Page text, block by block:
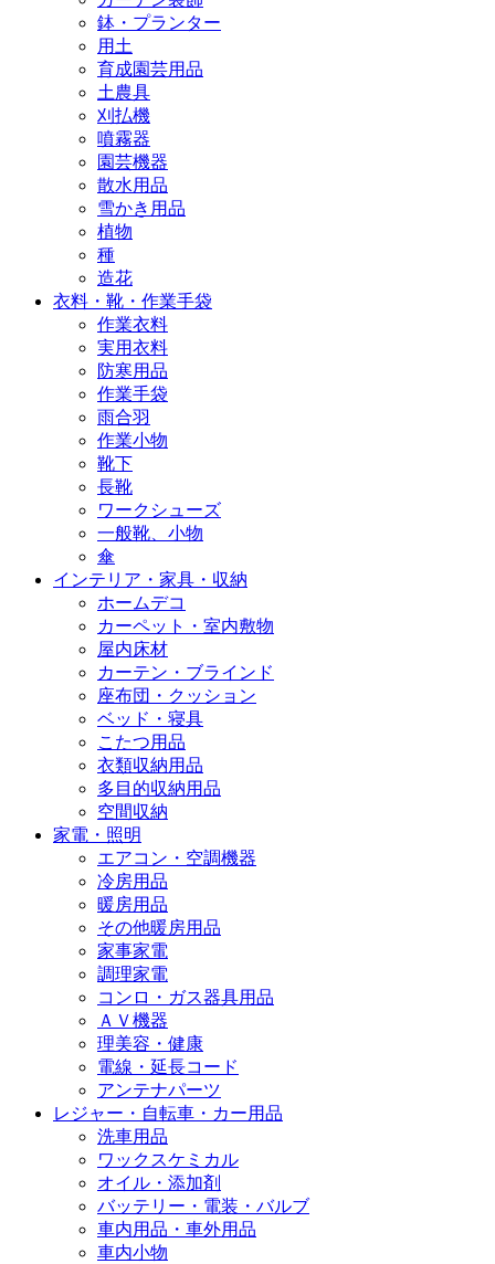
鉢・プランター
用土
育成園芸用品
土農具
刈払機
噴霧器
園芸機器
散水用品
雪かき用品
植物
種
造花
衣料・靴・作業手袋
作業衣料
実用衣料
防寒用品
作業手袋
雨合羽
作業小物
靴下
長靴
ワークシューズ
一般靴、小物
傘
インテリア・家具・収納
ホームデコ
カーペット・室内敷物
屋内床材
カーテン・ブラインド
座布団・クッション
ベッド・寝具
こたつ用品
衣類収納用品
多目的収納用品
空間収納
家電・照明
エアコン・空調機器
冷房用品
暖房用品
その他暖房用品
家事家電
調理家電
コンロ・ガス器具用品
ＡＶ機器
理美容・健康
電線・延長コード
アンテナパーツ
レジャー・自転車・カー用品
洗車用品
ワックスケミカル
オイル・添加剤
バッテリー・電装・バルブ
車内用品・車外用品
車内小物